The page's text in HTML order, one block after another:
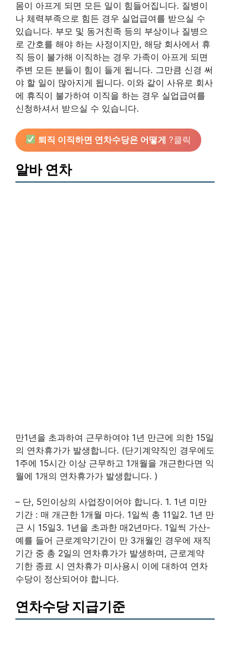
몸이 아프게 되면 모든 일이 힘들어집니다. 질병이
나 체력부족으로 힘든 경우 실업급여를 받으실 수
있습니다. 부모 및 동거친족 등의 부상이나 질병으
로 간호를 해야 하는 사정이지만, 해당 회사에서 휴
직 등이 불가해 이직하는 경우 가족이 아프게 되면
주변 모든 분들이 힘이 들게 됩니다. 그만큼 신경 써
야 할 일이 많아지게 됩니다. 이와 같이 사유로 회사
에 휴직이 불가하여 이직을 하는 경우 실업급여를
신청하셔서 받으실 수 있습니다.
퇴직 이직하면 연차수당은 어떻게 ?클릭
알바 연차
만1년을 초과하여 근무하여야 1년 만근에 의한 15일
의 연차휴가가 발생합니다. (단기계약직인 경우에도
1주에 15시간 이상 근무하고 1개월을 개근한다면 익
월에 1개의 연차휴가가 발생합니다. )
– 단, 5인이상의 사업장이어야 합니다. 1. 1년 미만
기간 : 매 개근한 1개월 마다. 1일씩 총 11일2. 1년 만
근 시 15일3. 1년을 초과한 매2년마다. 1일씩 가산-
예를 들어 근로계약기간이 만 3개월인 경우에 재직
기간 중 총 2일의 연차휴가가 발생하며, 근로계약
기한 종료 시 연차휴가 미사용시 이에 대하여 연차
수당이 정산되어야 합니다.
연차수당 지급기준